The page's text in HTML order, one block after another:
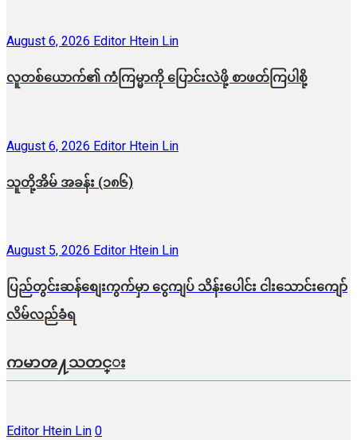
August 6, 2026 Editor Htein Lin
လူတစ်ယောက်၏ ကံကြမ္မာကို ပြောင်းလဲဖို့ စာဖတ်ကြပါစို့
August 6, 2026 Editor Htein Lin
သူတို့အိမ် အခန်း (၁၈၆)
August 5, 2026 Editor Htein Lin
ပြည်တွင်းဆန်စျေးကွက်မှာ ငွေကျပ် သိန်းပေါင်း ငါး​သောင်းကျော်
လိမ်လည်ခံရ
ကမာၻ႔သတင္း
Editor Htein Lin 0